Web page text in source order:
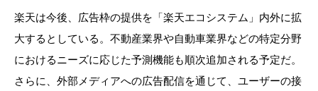
楽天は今後、広告枠の提供を「楽天エコシステム」内外に拡
大するとしている。不動産業界や自動車業界などの特定分野
におけるニーズに応じた予測機能も順次追加される予定だ。
さらに、外部メディアへの広告配信を通じて、ユーザーの接